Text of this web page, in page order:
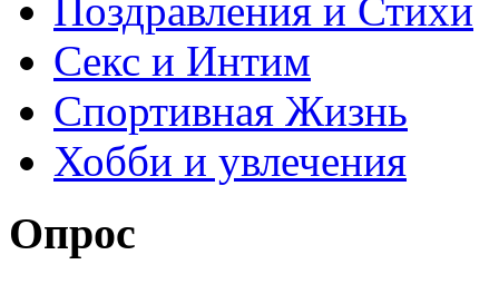
Поздравления и Стихи
Секс и Интим
Спортивная Жизнь
Хобби и увлечения
Опрос